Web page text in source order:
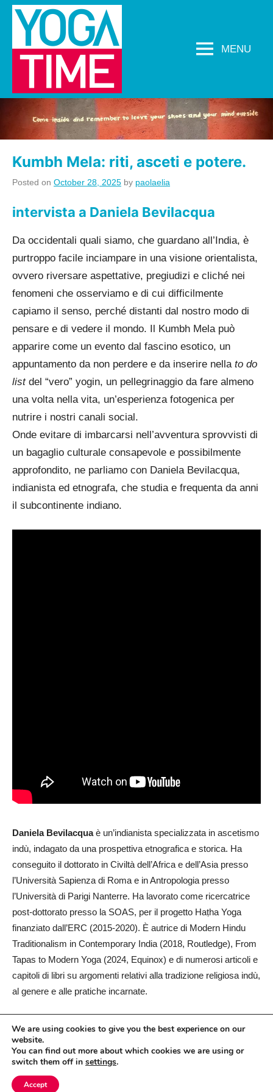
Skip
YOGA
Yoga
MENU
Kumbh Mela: riti, asceti e potere.
Posted on October 28, 2025 by paolaelia
Newsletter
intervista a Daniela Bevilacqua
Da occidentali quali siamo, che guardano all’India, è
purtroppo facile inciampare in una visione orientalista,
ovvero riversare aspettative, pregiudizi e cliché nei
fenomeni che osserviamo e di cui difficilmente
capiamo il senso, perché distanti dal nostro modo di
pensare e di vedere il mondo. Il Kumbh Mela può
apparire come un evento dal fascino esotico, un
appuntamento da non perdere e da inserire nella to do
listdel “vero” yogin, un pellegrinaggio da fare almeno
una volta nella vita, un’esperienza fotogenica per
nutrire i nostri canali social.
Onde evitare di imbarcarsi nell’avventura sprovvisti di
un bagaglio culturale consapevole e possibilmente
approfondito, ne parliamo con Daniela Bevilacqua,
indianista ed etnografa, che studia e frequenta da anni
il subcontinente indiano.
Daniela Bevilacquaè un’indianista specializzata in ascetismo
indù, indagato da una prospettiva etnografica e storica. Ha
conseguito il dottorato in Civiltà dell’Africa e dell’Asia presso
l’Università Sapienza di Roma e in Antropologia presso
l’Università di Parigi Nanterre. Ha lavorato come ricercatrice
post-dottorato presso la SOAS, per il progetto Haṭha Yoga
finanziato dall’ERC (2015-2020). È autrice di Modern Hindu
Traditionalism in Contemporary India (2018, Routledge), From
Tapas to Modern Yoga (2024, Equinox) e di numerosi articoli e
capitoli di libri su argomenti relativi alla tradizione religiosa indù,
al genere e alle pratiche incarnate.
Tags:
cultura
_______________
We are using cookies to give you the best experience on our
website.
You can find out more about which cookies we are using or
switch them off in settings.
Accept